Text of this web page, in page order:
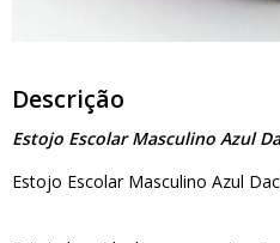
Descrição
Estojo Escolar Masculino Azul
Estojo Escolar Masculino Azul